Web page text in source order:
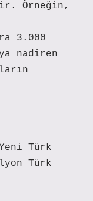
Örneğin,
3.000
nadiren
Türk
Türk